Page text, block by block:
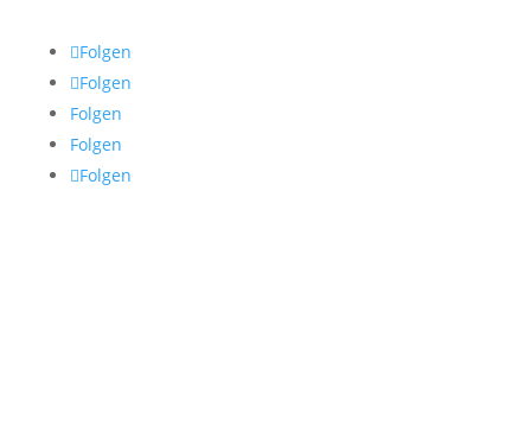
Folgen
Folgen
Folgen
Folgen
Folgen